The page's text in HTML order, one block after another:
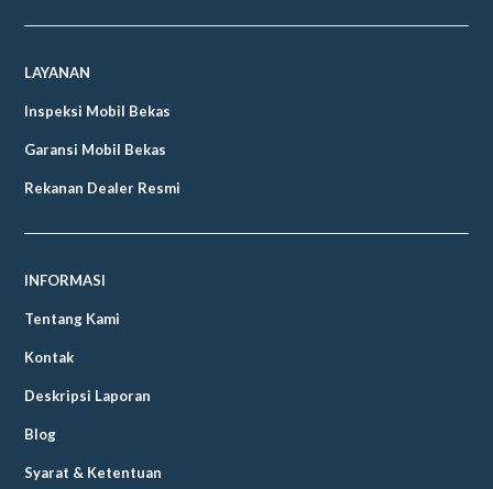
LAYANAN
Inspeksi Mobil Bekas
Garansi Mobil Bekas
Rekanan Dealer Resmi
INFORMASI
Tentang Kami
Kontak
Deskripsi Laporan
Blog
Syarat & Ketentuan